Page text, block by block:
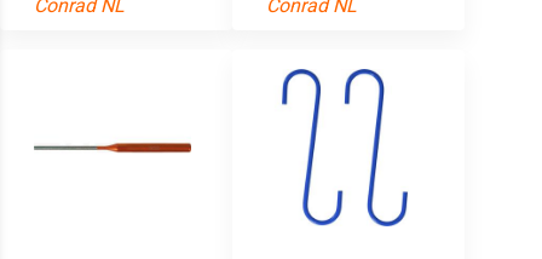
Conrad NL Conrad NL